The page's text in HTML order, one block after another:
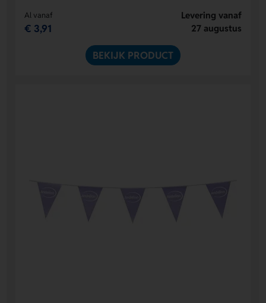
Al vanaf
€ 3,91
Levering vanaf
27 augustus
BEKIJK PRODUCT